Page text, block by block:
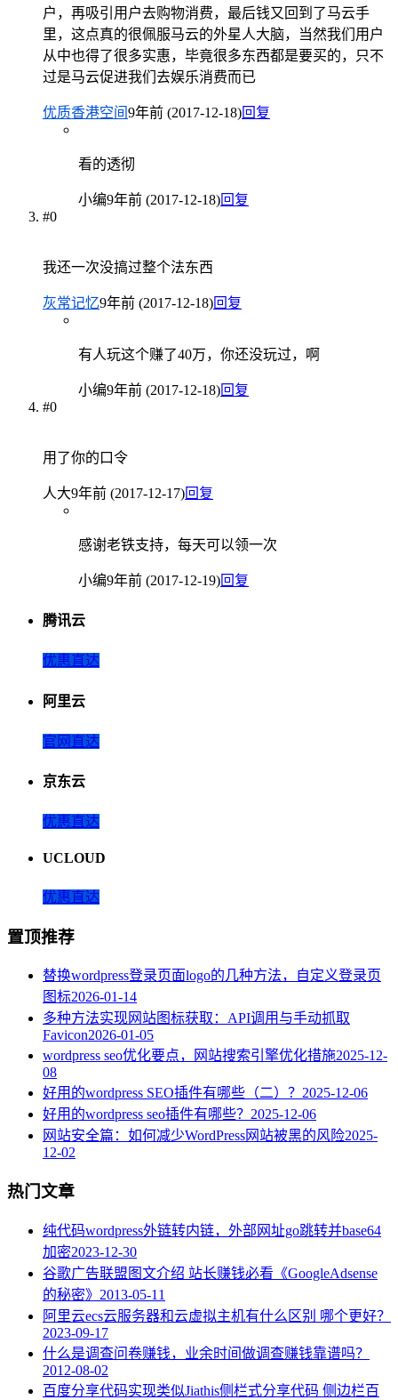
户，再吸引用户去购物消费，最后钱又回到了马云手
里，这点真的很佩服马云的外星人大脑，当然我们用户
从中也得了很多实惠，毕竟很多东西都是要买的，只不
过是马云促进我们去娱乐消费而已
优质香港空间9年前 (2017-12-18)回复
看的透彻
小编9年前 (2017-12-18)回复
#0
我还一次没搞过整个法东西
灰常记忆9年前 (2017-12-18)回复
有人玩这个赚了40万，你还没玩过，啊
小编9年前 (2017-12-18)回复
#0
用了你的口令
人大9年前 (2017-12-17)回复
感谢老铁支持，每天可以领一次
小编9年前 (2017-12-19)回复
腾讯云
优惠直达
阿里云
官网直达
京东云
优惠直达
UCLOUD
优惠直达
置顶推荐
替换wordpress登录页面logo的几种方法，自定义登录页
图标2026-01-14
多种方法实现网站图标获取：API调用与手动抓取
Favicon2026-01-05
wordpress seo优化要点，网站搜索引擎优化措施2025-12-
08
好用的wordpress SEO插件有哪些（二）？ 2025-12-06
好用的wordpress seo插件有哪些？ 2025-12-06
网站安全篇：如何减少WordPress网站被黑的风险2025-
12-02
热门文章
纯代码wordpress外链转内链，外部网址go跳转并base64
加密2023-12-30
谷歌广告联盟图文介绍 站长赚钱必看《GoogleAdsense
的秘密》 2013-05-11
阿里云ecs云服务器和云虚拟主机有什么区别 哪个更好？
2023-09-17
什么是调查问卷赚钱，业余时间做调查赚钱靠谱吗？
2012-08-02
百度分享代码实现类似Jiathis侧栏式分享代码 侧边栏百